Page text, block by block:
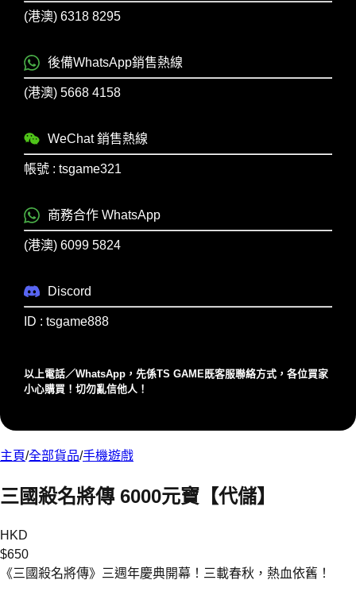
(港澳) 6318 8295
後備WhatsApp銷售熱線
(港澳) 5668 4158
WeChat 銷售熱線
帳號 : tsgame321
商務合作 WhatsApp
(港澳) 6099 5824
Discord
ID : tsgame888
以上電話／WhatsApp，先係TS GAME既客服聯絡⽅式，各位買家
⼩⼼購買！切勿亂信他⼈！
主頁/全部貨品/手機遊戲
三國殺名將傳 6000元寶【代儲】
HKD
$650
《三國殺名將傳》三週年慶典開幕！三載春秋，熱血依舊！